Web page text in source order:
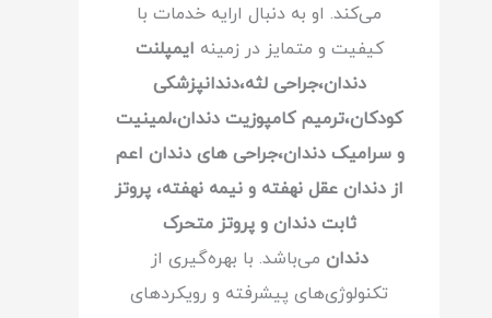
می‌کند. او به دنبال ارایه خدمات با
کیفیت و متمایز در زمینه ایمپلنت
دندان،جراحی لثه،دندانپزشکی
کودکان،ترمیم کامپوزیت دندان،لمینیت
و سرامیک دندان،جراحی های دندان اعم
از دندان عقل نهفته و نیمه نهفته، پروتز
ثابت دندان و پروتز متحرک
دندان می‌باشد. با بهره‌گیری از
تکنولوژی‌های پیشرفته و رویکردهای